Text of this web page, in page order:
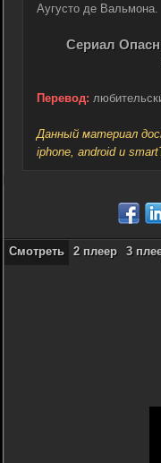
Аугусто де Вальмона.
Сериал
Перевод:
Данный материал
iphone, android и
Смотреть 2 плеер 3